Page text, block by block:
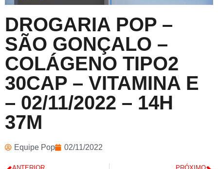
DROGARIA POP –
SÃO GONÇALO –
COLÁGENO TIPO2
30CAP – VITAMINA E
– 02/11/2022 – 14H
37M
Equipe Pop 02/11/2022